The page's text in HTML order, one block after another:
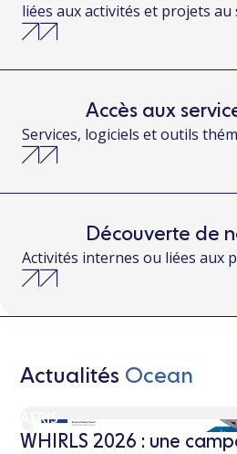
liées aux activités et projets au
Accès aux
Services, logiciels et outils
Découverte de
Activités internes ou liées aux
Actualités Ocean
AERIS
WHIRLS 2026 : une